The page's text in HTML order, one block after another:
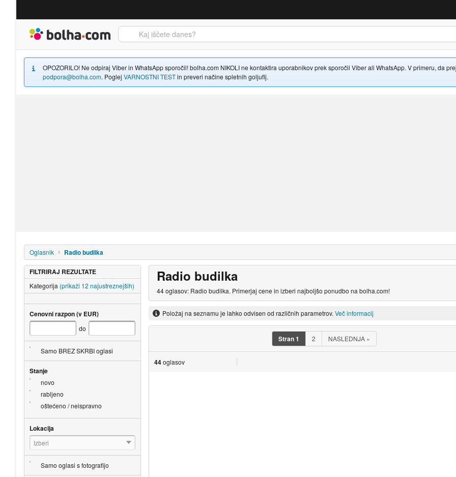
OPOZORILO! Ne odpiraj Viber in WhatsApp sporočil! bolha.com NIKOLI ne kontaktira uporabnikov prek sporočil Viber ali WhatsApp. V primeru, da
podpora@bolha.com. Poglej VARNOSTNI TESTin preveri načine spletnih goljufij.
Oglasnik Radio budilka
Radio budilka
44 oglasov: Radio budilka. Primerjaj cene in izberi najboljšo ponudbo na bolha.com!
Položaj na seznamu je lahko odvisen od različnih parametrov. Več informacij
Stran1 2 NASLEDNJA »
44oglasov
FILTRIRAJ REZULTATE
Kategorija (prikaži 12 najustreznejših)
Cenovni razpon (v EUR)
do
Samo BREZ SKRBI oglasi
Stanje
novo
rabljeno
oštećeno / neispravno
Lokacija
Izberi
Samo oglasi s fotografijo